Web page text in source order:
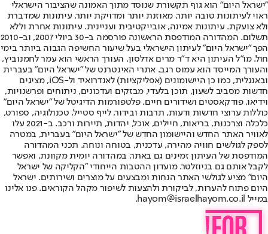
"ישראל היום" הוא גוף תקשורת שנוסד מתוך האמונה שהציבור הישראלי
ראוי לעיתונות טובה יותר, מאוזנת יותר ומדויקת יותר. עיתונות שמדברת
ולא צועקת. עיתונות אמינה, אובייקטיבית ועניינית. עיתונות אחרת וללא
תשלום. המהדורה המודפסת הראשונה פורסמה ב-30 ביולי 2007, וב-2010
הפך "ישראל היום" לעיתון הישראלי בעל שיעור החשיפה הגבוה ביותר בימי
חול. מו"ל העיתון היא ד"ר מרים אדלסון. העורך הראשי הוא עמר לחמנוביץ,
והעורך המייסד הוא עמוס רגב. אתרי האינטרנט של "ישראל היום" בעברית
ובאנגלית, כמו כן היישומונים (אפליקציות) לאנדרואיד ול-iOS, מציגים
חדשות מסביב לשעון, תוכן בלעדי, מבזקים ועדכונים, ניתוחים ופרשנויות,
וידיאו, פודקאסטים ושידורים חיים. פלטפורמות הדיגיטל של "ישראל היום"
כוללות ערוצי חדשות ודעות, תרבות ובידור, לייף סטייל, טכנולוגיה, ספורט,
כלכלה וצרכנות, בריאות, חיילים, אוכל, יהדות, תיירות ורכב. ב-2021 עלו
לאוויר האתר החדש והיישומון החדש של "ישראל היום" בעברית, במטרה
לספק לגולשים חוויה מהירה, עדכנית, בטוחה ונוחה. תכני המהדורה
המודפסת של העיתון זמינים גם באתר, במהדורה יומית מקוונת, ואפשר
לקבל אותם גם בניוזלטר. מועדון ההטבות הייחודי "הקליקה של ישראל
היום" מציע לגולשי האתר הנחות ומבצעים על מוצרים ושירותים. ישראל
היום פתוח להערות, לביקורת ולהצעות לשיפור מקהל הקוראים. פנו אלינו
במייל hayom@israelhayom.co.il.